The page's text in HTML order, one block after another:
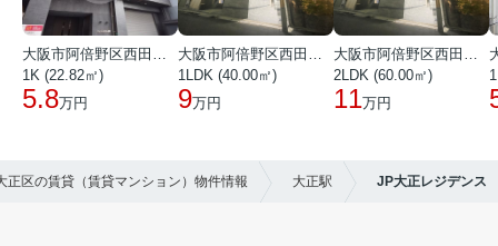
1K (22.82㎡)
5.8万円
1LDK (40.00㎡)
9万円
2LDK (60.00㎡)
11万円
正区の賃貸（賃貸マンション）物件情報 大正駅 JP大正レジデンス